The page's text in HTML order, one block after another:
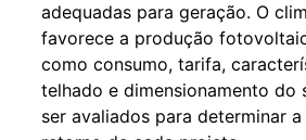
adequadas para geração. O
favorece a produção
como consumo, tarifa,
telhado e dimensionamento do
ser avaliados para determinar